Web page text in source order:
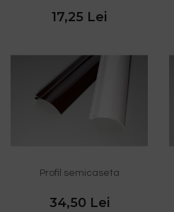
17,25 Lei
Profil semicaseta
34,50 Lei